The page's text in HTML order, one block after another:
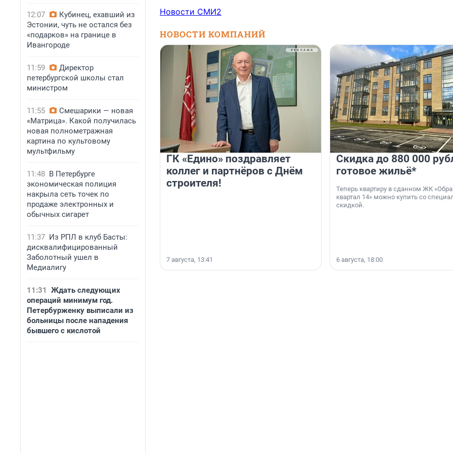
12:07
Кубинец, ехавший из
Эстонии, чуть не остался без
«подарков» на границе в
Ивангороде
11:59
Директор
петербургской школы стал
министром
11:55
Смешарики — новая
«Матрица». Какой получилась
новая полнометражная
картина по культовому
мультфильму
11:48 В Петербурге
экономическая полиция
накрыла сеть точек по
продаже электронных и
обычных сигарет
11:37 Из РПЛ в клуб Басты:
дисквалифицированный
Заболотный ушел в
Медиалигу
11:31
Ждать следующих
операций минимум год.
Петербурженку выписали из
больницы после нападения
бывшего с кислотой
Новости СМИ2
НОВОСТИ КОМПАНИЙ
ГК «Едино» поздравляет
коллег и партнёров с Днём
строителя!
7 августа, 13:41
Скидка до 880 000
готовое жильё*
Теперь квартиру в сданном ЖК
квартал 14» можно купить со
скидкой.
6 августа, 18:00